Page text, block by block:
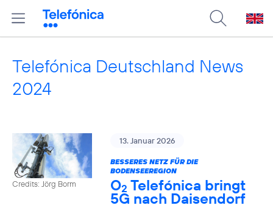
Telefónica Deutschland News
2024
Credits: Jörg Borm
13. Januar 2026
BESSERES NETZ FÜR DIE
BODENSEEREGION
O2 Telefónica bringt
5G nach Daisendorf